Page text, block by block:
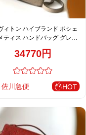
ィトン ハイブランド ポシェ
ティス ハンドバッグ グレー
34770円
佐川急便 HOT